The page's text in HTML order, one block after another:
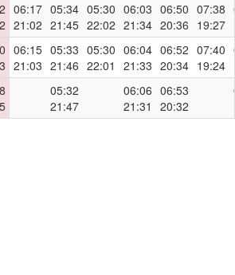
06:17
21:02
05:34
21:45
05:30
22:02
06:03
21:34
06:50
20:36
07:38
19:27
06:15
21:03
05:33
21:46
05:30
22:01
06:04
21:33
06:52
20:34
07:40
19:24
05:32
21:47
06:06
21:31
06:53
20:32